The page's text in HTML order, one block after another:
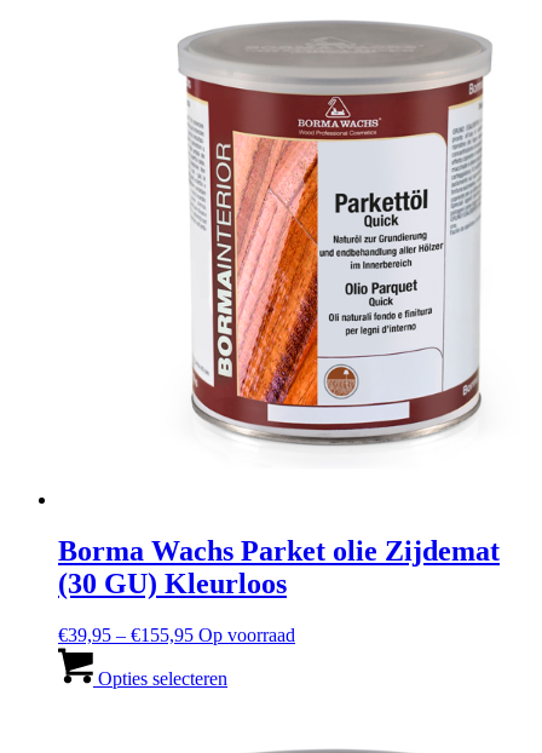
Borma Wachs Parket olie Zijdemat
(30 GU) Kleurloos
€39,95 – €155,95Prijsbereik:
tot
Op voorraad
Opties selecteren